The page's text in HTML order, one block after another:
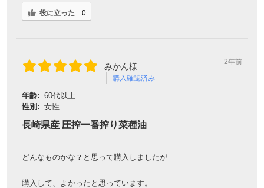
役に立った 0
みかん様
購入確認済み
2年前
年齢: 60代以上
性別: 女性
長崎県産 圧搾一番搾り菜種油
どんなものかな？と思って購入しましたが
購入して、よかったと思っています。